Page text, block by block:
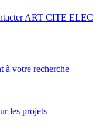
ART CITE ELEC
à votre recherche
les projets